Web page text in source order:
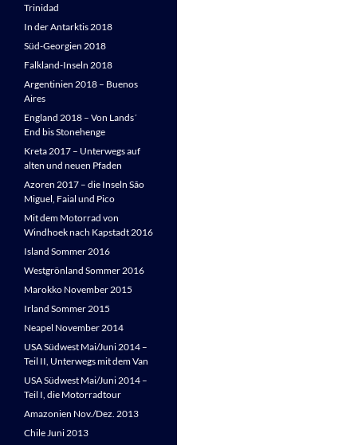
Trinidad
In der Antarktis 2018
Süd-Georgien 2018
Falkland-Inseln 2018
Argentinien 2018 – Buenos
Aires
England 2018 – Von Lands´
End bis Stonehenge
Kreta 2017 – Unterwegs auf
alten und neuen Pfaden
Azoren 2017 – die Inseln São
Miguel, Faial und Pico
Mit dem Motorrad von
Windhoek nach Kapstadt 2016
Island Sommer 2016
Westgrönland Sommer 2016
Marokko November 2015
Irland Sommer 2015
Neapel November 2014
USA Südwest Mai/Juni 2014 –
Teil II, Unterwegs mit dem Van
USA Südwest Mai/Juni 2014 –
Teil I, die Motorradtour
Amazonien Nov./Dez. 2013
Chile Juni 2013